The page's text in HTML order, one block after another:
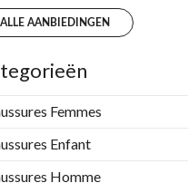
ALLE AANBIEDINGEN
Femmes
Enfant
Homme